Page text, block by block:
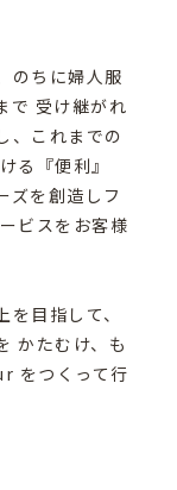
のちに婦人服
で 受け継がれ
、これまでの
る『便利』
ズを創造しフ
ビスをお客様
目指して、
かたむけ、も
をつくって行